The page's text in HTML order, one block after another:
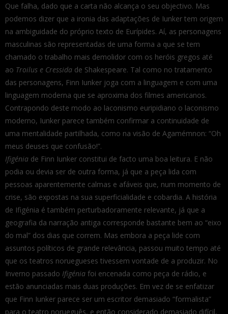
Que falha, dado que a carta não alcança o seu objectivo. Mas
podemos dizer que a ironia das adaptações de Iunker tem origem
na ambiguidade do próprio texto de Eurípides. Aí, as personagens
masculinas são representadas de uma forma a que se tem
chamado o trabalho mais demolidor com os heróis gregos até
ao Troilus e Cressida de Shakespeare. Tal como no tratamento
das personagens, Finn Iunker joga com a linguagem e com uma
linguagem moderna que se aproxima dos filmes americanos.
Contrapondo deste modo ao laconismo euripidiano o laconismo
moderno, Iunker parece também confirmar a continuidade de
uma mentalidade partilhada, como na visão de Agamémnon: “Oh
meus deuses que confusão!”.
Ifigénia de Finn Iunker constitui de facto uma boa leitura. E não
podia ou devia ser de outra forma, já que a peça lida com
pessoas aparentemente calmas e afáveis que, num momento de
crise, são expostas na sua superficialidade e cobardia. A história
de Ifigénia é também perturbadoramente relevante, já que a
geografia da narração antiga corresponde bastante bem ao “eixo
do mal” dos dias que correm. Mas embora a peça lide com
assuntos políticos de grande relevância, passou muito tempo até
que os teatros noruegueses tivessem vontade de a produzir. No
Inverno passado Ifigénia foi encenada como peça de rádio, e
estão anunciadas mais duas produções. Em vez de se enfatizar
que Finn Iunker parece ser um escritor demasiado “formalista”
para o teatro norueguês, e então considerado demasiado difícil,